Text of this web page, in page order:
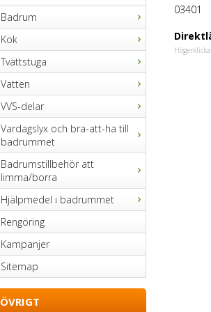
Badrum
Kök
Tvättstuga
Vatten
VVS-delar
Vardagslyx och bra-att-ha till
badrummet
Badrumstillbehör att
limma/borra
Hjälpmedel i badrummet
Rengöring
Kampanjer
Sitemap
ÖVRIGT
03401